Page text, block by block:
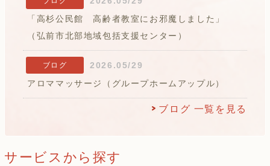
「高杉公民館 高齢者教室にお邪魔しました」
（弘前市北部地域包括支援センター）
ブログ
2026.05/29
アロママッサージ（グループホームアップル）
ブログ 一覧を見る
サービスから探す